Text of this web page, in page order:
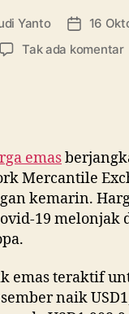
Yanto
Tanggal
16
Tak ada komentar
emas
Mercantile
kemarin.
19 melonjak
emas teraktif
naik